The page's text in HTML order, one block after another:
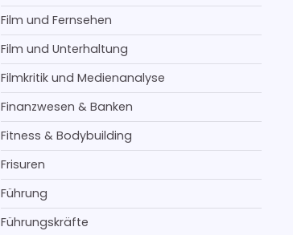
Film und Fernsehen
Film und Unterhaltung
Filmkritik und Medienanalyse
Finanzwesen & Banken
Fitness & Bodybuilding
Frisuren
Führung
Führungskräfte